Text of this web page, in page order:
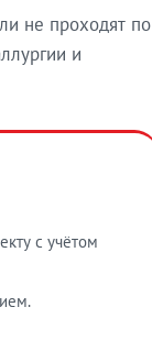
не проходят по
и
с учётом